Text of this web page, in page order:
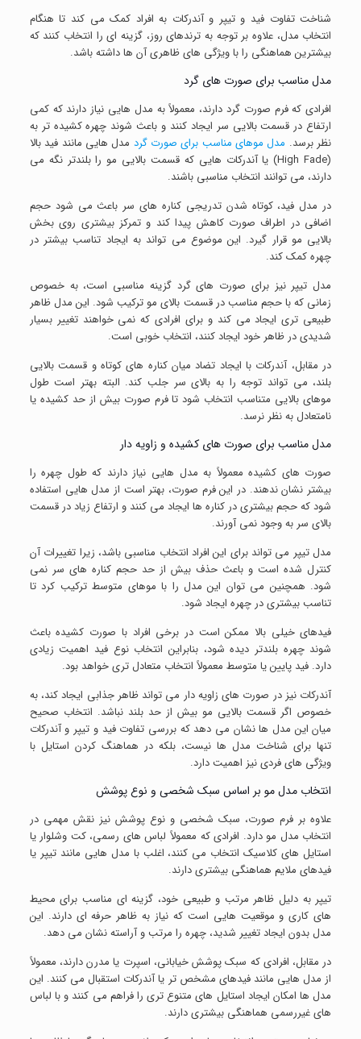
شناخت تفاوت فید و تیپر و آندرکات به افراد کمک می کند تا هنگام
انتخاب مدل، علاوه بر توجه به ترندهای روز، گزینه ای را انتخاب کنند که
بیشترین هماهنگی را با ویژگی های ظاهری آن ها داشته باشد.
مدل مناسب برای صورت های گرد
افرادی که فرم صورت گرد دارند، معمولاً به مدل هایی نیاز دارند که کمی
ارتفاع در قسمت بالایی سر ایجاد کنند و باعث شوند چهره کشیده تر به
نظر برسد. مدل موهای مناسب برای صورت گرد مدل هایی مانند فید بالا
(High Fade) یا آندرکات هایی که قسمت بالایی مو را بلندتر نگه می
دارند، می توانند انتخاب مناسبی باشند.
در مدل فید، کوتاه شدن تدریجی کناره های سر باعث می شود حجم
اضافی در اطراف صورت کاهش پیدا کند و تمرکز بیشتری روی بخش
بالایی مو قرار گیرد. این موضوع می تواند به ایجاد تناسب بیشتر در
چهره کمک کند.
مدل تیپر نیز برای صورت های گرد گزینه مناسبی است، به خصوص
زمانی که با حجم مناسب در قسمت بالای مو ترکیب شود. این مدل ظاهر
طبیعی تری ایجاد می کند و برای افرادی که نمی خواهند تغییر بسیار
شدیدی در ظاهر خود ایجاد کنند، انتخاب خوبی است.
در مقابل، آندرکات با ایجاد تضاد میان کناره های کوتاه و قسمت بالایی
بلند، می تواند توجه را به بالای سر جلب کند. البته بهتر است طول
موهای بالایی متناسب انتخاب شود تا فرم صورت بیش از حد کشیده یا
نامتعادل به نظر نرسد.
مدل مناسب برای صورت های کشیده و زاویه دار
صورت های کشیده معمولاً به مدل هایی نیاز دارند که طول چهره را
بیشتر نشان ندهند. در این فرم صورت، بهتر است از مدل هایی استفاده
شود که حجم بیشتری در کناره ها ایجاد می کنند و ارتفاع زیاد در قسمت
بالای سر به وجود نمی آورند.
مدل تیپر می تواند برای این افراد انتخاب مناسبی باشد، زیرا تغییرات آن
کنترل شده است و باعث حذف بیش از حد حجم کناره های سر نمی
شود. همچنین می توان این مدل را با موهای متوسط ترکیب کرد تا
تناسب بیشتری در چهره ایجاد شود.
فیدهای خیلی بالا ممکن است در برخی افراد با صورت کشیده باعث
شوند چهره بلندتر دیده شود، بنابراین انتخاب نوع فید اهمیت زیادی
دارد. فید پایین یا متوسط معمولاً انتخاب متعادل تری خواهد بود.
آندرکات نیز در صورت های زاویه دار می تواند ظاهر جذابی ایجاد کند، به
خصوص اگر قسمت بالایی مو بیش از حد بلند نباشد. انتخاب صحیح
میان این مدل ها نشان می دهد که بررسی تفاوت فید و تیپر و آندرکات
تنها برای شناخت مدل ها نیست، بلکه در هماهنگ کردن استایل با
ویژگی های فردی نیز اهمیت دارد.
انتخاب مدل مو بر اساس سبک شخصی و نوع پوشش
علاوه بر فرم صورت، سبک شخصی و نوع پوشش نیز نقش مهمی در
انتخاب مدل مو دارد. افرادی که معمولاً لباس های رسمی، کت وشلوار یا
استایل های کلاسیک انتخاب می کنند، اغلب با مدل هایی مانند تیپر یا
فیدهای ملایم هماهنگی بیشتری دارند.
تیپر به دلیل ظاهر مرتب و طبیعی خود، گزینه ای مناسب برای محیط
های کاری و موقعیت هایی است که نیاز به ظاهر حرفه ای دارند. این
مدل بدون ایجاد تغییر شدید، چهره را مرتب و آراسته نشان می دهد.
در مقابل، افرادی که سبک پوشش خیابانی، اسپرت یا مدرن دارند، معمولاً
از مدل هایی مانند فیدهای مشخص تر یا آندرکات استقبال می کنند. این
مدل ها امکان ایجاد استایل های متنوع تری را فراهم می کنند و با لباس
های غیررسمی هماهنگی بیشتری دارند.